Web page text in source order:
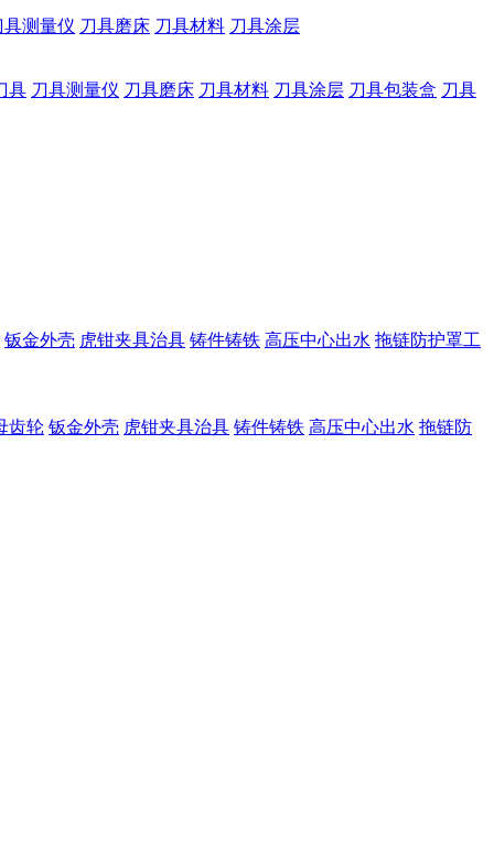
具测量仪 刀具磨床 刀具材料 刀具涂层
具 刀具测量仪 刀具磨床 刀具材料 刀具涂层 刀具包装盒 刀具
钣金外壳 虎钳夹具治具 铸件铸铁 高压中心出水 拖链防护罩工
齿轮 钣金外壳 虎钳夹具治具 铸件铸铁 高压中心出水 拖链防